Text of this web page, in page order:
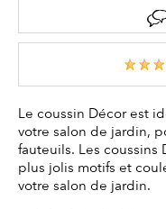
Le coussin Décor est
votre salon de jardin,
fauteuils. Les coussins
plus jolis motifs et
votre salon de jardin.